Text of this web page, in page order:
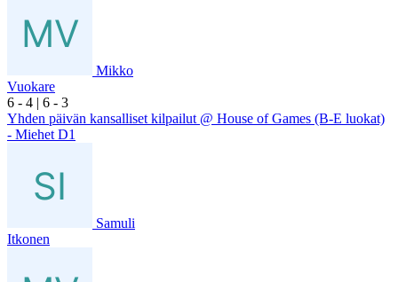
Mikko
Vuokare
6 - 4 | 6 - 3
Yhden päivän kansalliset kilpailut @ House of Games (B-E luokat)
- Miehet D1
Samuli
Itkonen